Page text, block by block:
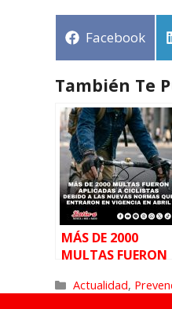
Facebook
También Te
MÁS DE 2000
MULTAS FUERON
CICLISTAS DESDE
Actualidad,